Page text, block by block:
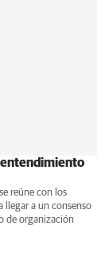
entendimiento
reúne con los
llegar a un consenso
de organización